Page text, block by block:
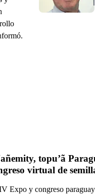
topu’ã
virtual de
Expo y congreso